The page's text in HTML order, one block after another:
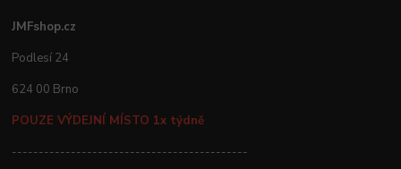
JMFshop.cz
Podlesí 24
624 00 Brno
POUZE VÝDEJNÍ MÍSTO 1x týdně
--------------------------------------------